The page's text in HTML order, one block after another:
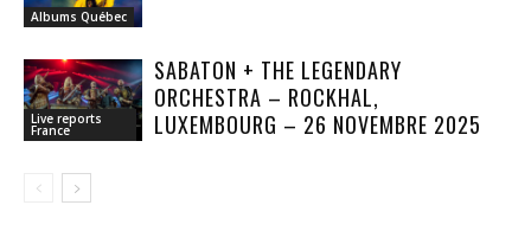
Albums Québec
Live reports
France
SABATON + THE LEGENDARY
ORCHESTRA – ROCKHAL,
LUXEMBOURG – 26 NOVEMBRE 2025